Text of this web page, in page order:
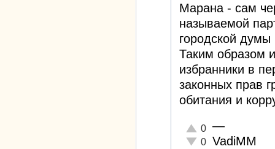
Марана - сам
называемой
городской думы
Таким образом
избранники в
законных прав
обитания и
Отлично!
0
Неадекватно!
0
—
VadiMM